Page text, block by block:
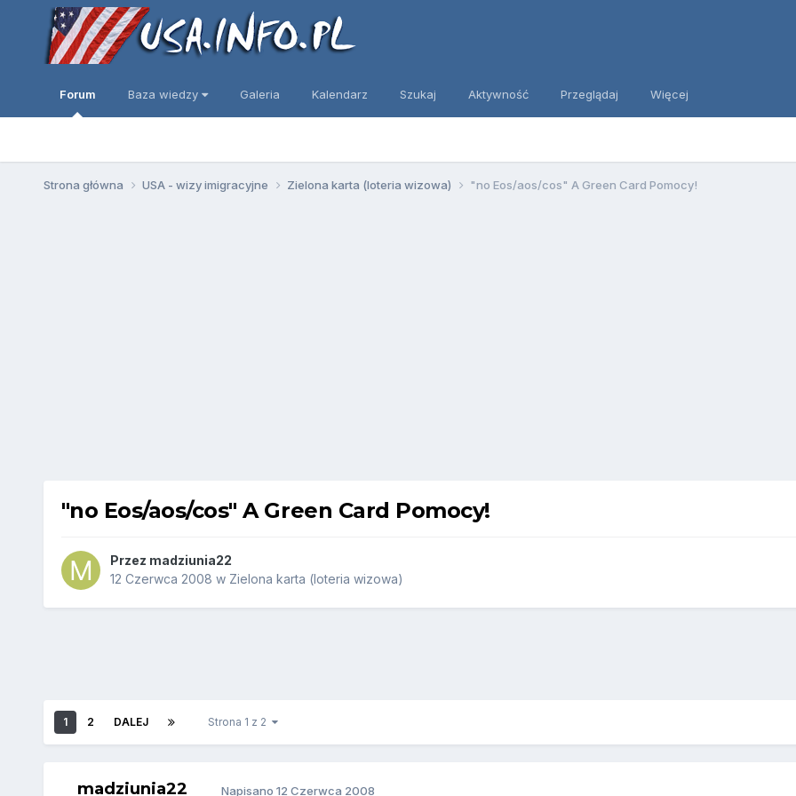
Forum Baza wiedzy Galeria Kalendarz Szukaj Aktywność Przeglądaj Więcej
Strona główna USA - wizy imigracyjne Zielona karta (loteria wizowa) "no Eos/aos/cos" A Green Card Pomocy!
"no Eos/aos/cos" A Green Card Pomocy!
Przez madziunia22
12 Czerwca 2008 w Zielona karta (loteria wizowa)
1 2 DALEJ Strona 1 z 2
madziunia22 Napisano 12 Czerwca 2008